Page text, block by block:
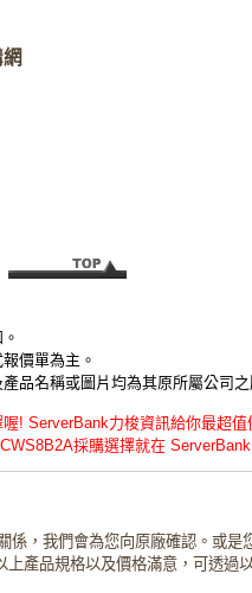
價單為主。
品名稱或圖片均為其原所屬公司
! ServerBank力梭資訊給你最超
採購選擇就在
係，我們會為您向原廠確認。或
產品規格以及價格滿意，可透過